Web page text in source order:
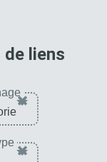
liens
×
×